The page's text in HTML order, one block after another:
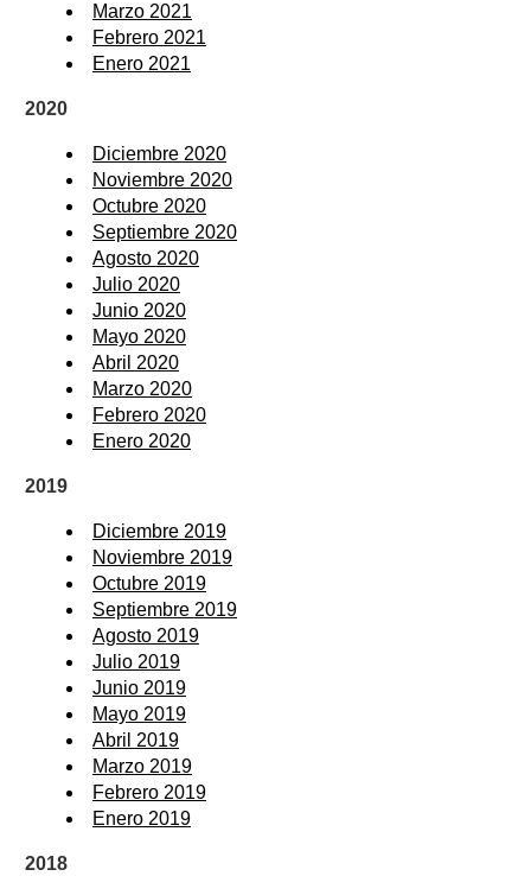
Marzo 2021
Febrero 2021
Enero 2021
2020
Diciembre 2020
Noviembre 2020
Octubre 2020
Septiembre 2020
Agosto 2020
Julio 2020
Junio 2020
Mayo 2020
Abril 2020
Marzo 2020
Febrero 2020
Enero 2020
2019
Diciembre 2019
Noviembre 2019
Octubre 2019
Septiembre 2019
Agosto 2019
Julio 2019
Junio 2019
Mayo 2019
Abril 2019
Marzo 2019
Febrero 2019
Enero 2019
2018